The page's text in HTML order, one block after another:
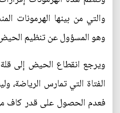
والتي من بينها الهرمونات
وهو المسؤول عن تنظيم
ويرجع انقطاع الحيض إلى قلة
الفتاة التي تمارس الرياضة،
فعدم الحصول على قدر كاف